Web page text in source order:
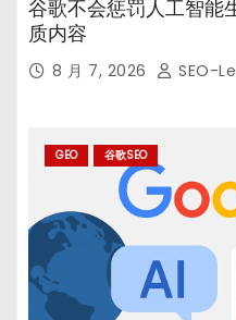
谷歌不会惩罚人工智能
质内容
8 月 7, 2026 SEO-
GEO 谷歌SEO